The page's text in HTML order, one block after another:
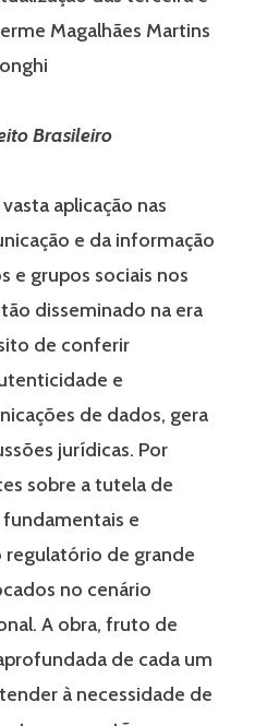
Magalhães Martins
Brasileiro
aplicação nas
e da informação
e grupos sociais nos
disseminado na era
de conferir
e
de dados, gera
jurídicas. Por
sobre a tutela de
e
de grande
no cenário
A obra, fruto de
de cada um
à necessidade de